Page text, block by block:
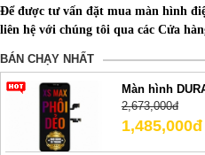
Để được tư vấn đặt mua màn hình
liên hệ với chúng tôi qua các Cửa
BÁN CHẠY NHẤT
Màn hình
2,673,000đ
1,485,000đ